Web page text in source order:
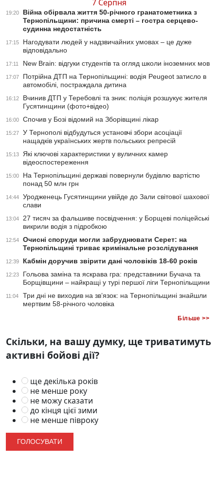
7 Серпня
19:20
Війна обірвала життя 50-річного гранатометника з
Тернопільщини: причина смерті – гостра серцево-
судинна недостатність
17:15
Нагодувати людей у надзвичайних умовах – це дуже
відповідально
17:11 New Brain: відгуки студентів та огляд школи іноземних мов
17:07
Потрійна ДТП на Тернопільщині: водія Peugeot затисло в
автомобілі, постраждала дитина
16:12
Вчинив ДТП у Теребовлі та зник: поліція розшукує жителя
Гусятинщини (фото+відео)
16:00 Спочив у Бозі відомий на Зборівщині лікар
15:27
У Тернополі відбудуться установчі збори асоціації
нащадків українських жертв польських репресій
15:13
Які ключові характеристики у вуличних камер
відеоспостереження
15:00
На Тернопільщині державі повернули будівлю вартістю
понад 50 млн грн
14:44
Уродженець Гусятинщини увійде до Зали світової шахової
слави
13:04
27 тисяч за фальшиве посвідчення: у Борщеві поліцейські
викрили водія з підробкою
12:54
Очисні споруди могли забруднювати Серет: на
Тернопільщині триває кримінальне розслідування
12:39 Кабмін доручив звірити дані чоловіків 18-60 років
12:23
Гольова заміна та яскрава гра: представники Бучача та
Борщівщини – найкращі у турі першої ліги Тернопільщини
11:04
Три дні не виходив на зв’язок: на Тернопільщині знайшли
мертвим 58-річного чоловіка
Більше >>
Скільки, на вашу думку, ще триватимуть
активні бойові дії?
ще декілька років
не менше року
не можу сказати
до кінця цієї зими
не менше півроку